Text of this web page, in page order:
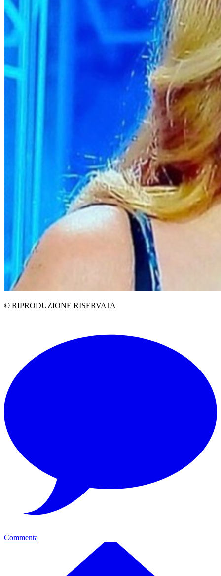
© RIPRODUZIONE RISERVATA
Commenta